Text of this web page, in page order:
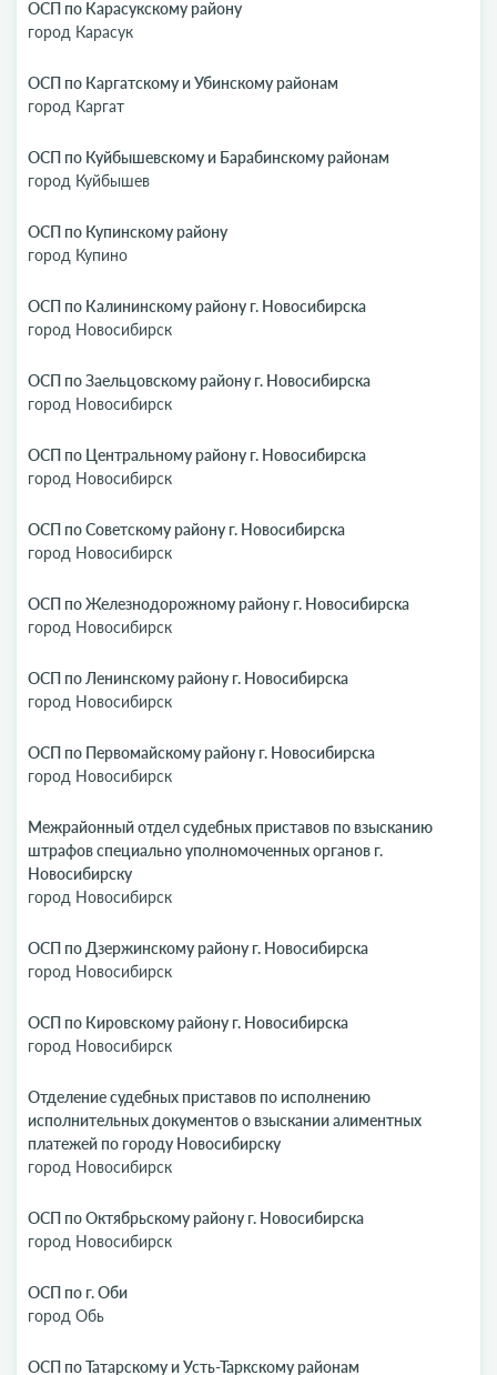
ОСП по Карасукскому району
город Карасук
ОСП по Каргатскому и Убинскому районам
город Каргат
ОСП по Куйбышевскому и Барабинскому районам
город Куйбышев
ОСП по Купинскому району
город Купино
ОСП по Калининскому району г. Новосибирска
город Новосибирск
ОСП по Заельцовскому району г. Новосибирска
город Новосибирск
ОСП по Центральному району г. Новосибирска
город Новосибирск
ОСП по Советскому району г. Новосибирска
город Новосибирск
ОСП по Железнодорожному району г. Новосибирска
город Новосибирск
ОСП по Ленинскому району г. Новосибирска
город Новосибирск
ОСП по Первомайскому району г. Новосибирска
город Новосибирск
Межрайонный отдел судебных приставов по взысканию
штрафов специально уполномоченных органов г.
Новосибирску
город Новосибирск
ОСП по Дзержинскому району г. Новосибирска
город Новосибирск
ОСП по Кировскому району г. Новосибирска
город Новосибирск
Отделение судебных приставов по исполнению
исполнительных документов о взыскании алиментных
платежей по городу Новосибирску
город Новосибирск
ОСП по Октябрьскому району г. Новосибирска
город Новосибирск
ОСП по г. Оби
город Обь
ОСП по Татарскому и Усть-Таркскому районам